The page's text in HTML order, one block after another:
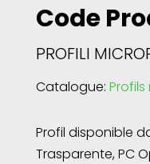
Code
PROFILI
Catalogue:
Profil disponible
Trasparente, PC